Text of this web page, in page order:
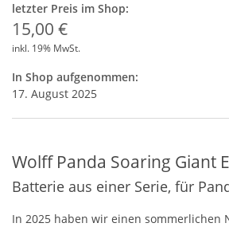
letzter Preis im Shop:
15,00 €
inkl. 19% MwSt.
In Shop aufgenommen:
17. August 2025
Wolff Panda Soaring Giant
Batterie aus einer Serie, für
In 2025 haben wir einen sommerlichen